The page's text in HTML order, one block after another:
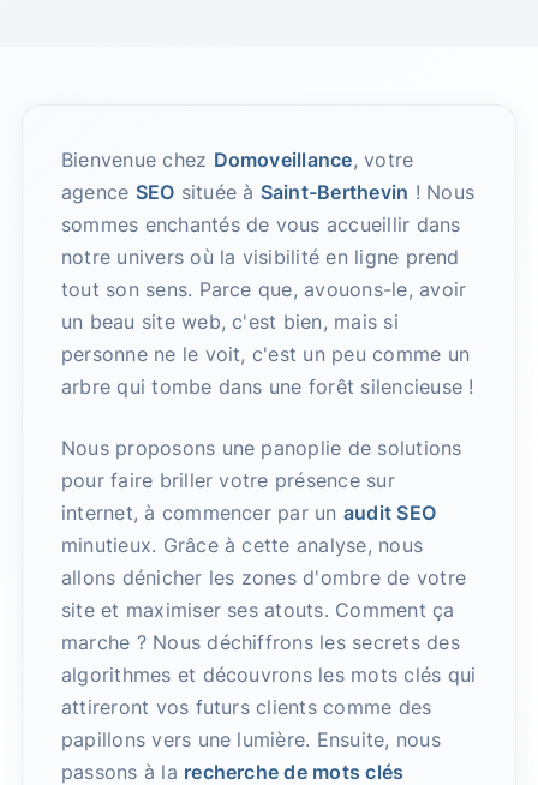
Bienvenue chez Domoveillance, votre
agence SEO située à Saint-Berthevin ! Nous
sommes enchantés de vous accueillir dans
notre univers où la visibilité en ligne prend
tout son sens. Parce que, avouons-le, avoir
un beau site web, c'est bien, mais si
personne ne le voit, c'est un peu comme un
arbre qui tombe dans une forêt silencieuse !
Nous proposons une panoplie de solutions
pour faire briller votre présence sur
internet, à commencer par un audit SEO
minutieux. Grâce à cette analyse, nous
allons dénicher les zones d'ombre de votre
site et maximiser ses atouts. Comment ça
marche ? Nous déchiffrons les secrets des
algorithmes et découvrons les mots clés qui
attireront vos futurs clients comme des
papillons vers une lumière. Ensuite, nous
passons à la recherche de mots clés